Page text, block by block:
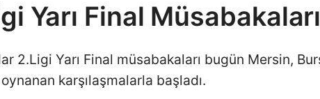
Yarı Final
2.Ligi Yarı Final müsabakaları bugün Mersin,
oynanan karşılaşmalarla başladı.